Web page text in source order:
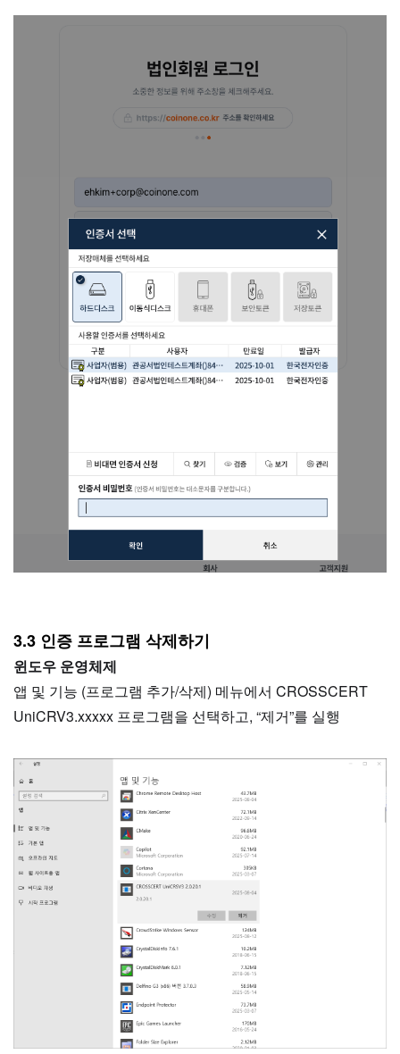
3.3 인증 프로그램 삭제하기
윈도우 운영체제
앱 및 기능 (프로그램 추가/삭제) 메뉴에서 CROSSCERT
UniCRV3.xxxxx 프로그램을 선택하고, “제거”를 실행